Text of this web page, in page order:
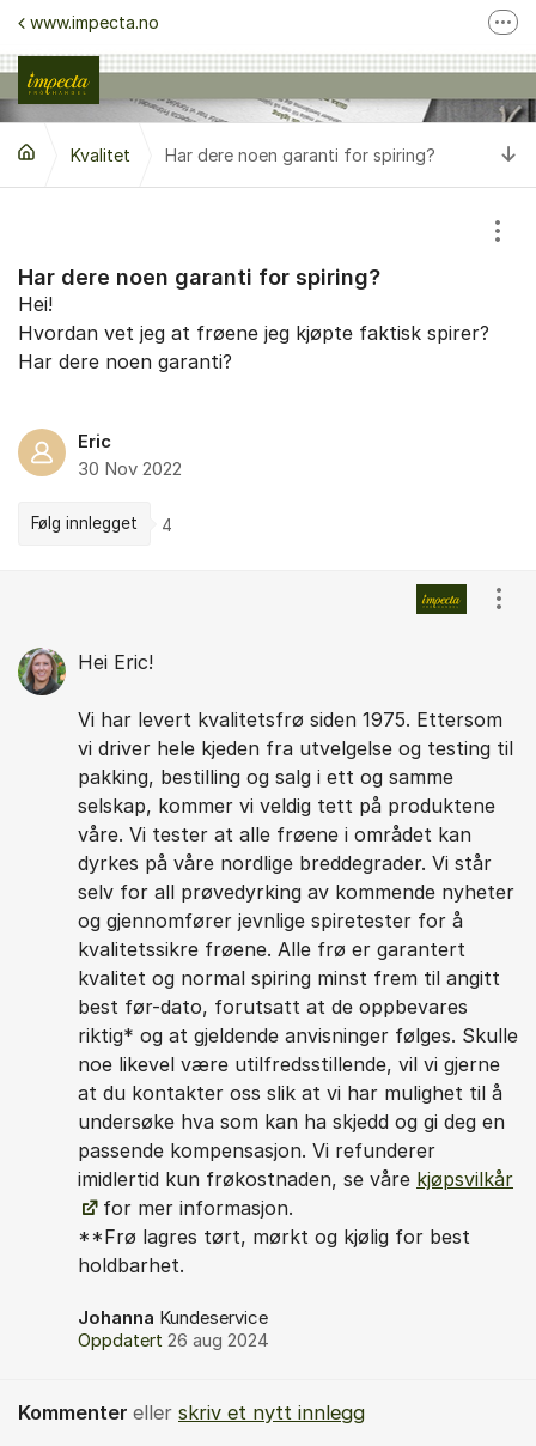
Gå til innhold
www.impecta.no
Ta kontakt med kundeservice
Følg oss på Facebook
Følg oss på Instagram
Kvalitet Har dere noen garanti for spiring?
Har dere noen garanti for spiring?
Vis/
Hei!
Hvordan vet jeg at frøene jeg kjøpte faktisk spirer?
Har dere noen garanti?
Eric
30 Nov 2022
Følg innlegget 4
Hei Eric!
Vi har levert kvalitetsfrø siden 1975. Ettersom
vi driver hele kjeden fra utvelgelse og testing til
pakking, bestilling og salg i ett og samme
selskap, kommer vi veldig tett på produktene
våre. Vi tester at alle frøene i området kan
dyrkes på våre nordlige breddegrader. Vi står
selv for all prøvedyrking av kommende nyheter
og gjennomfører jevnlige spiretester for å
kvalitetssikre frøene. Alle frø er garantert
kvalitet og normal spiring minst frem til angitt
best før-dato, forutsatt at de oppbevares
riktig* og at gjeldende anvisninger følges. Skulle
noe likevel være utilfredsstillende, vil vi gjerne
at du kontakter oss slik at vi har mulighet til å
undersøke hva som kan ha skjedd og gi deg en
passende kompensasjon. Vi refunderer
imidlertid kun frøkostnaden, se våre kjøpsvilkår
for mer informasjon.
**Frø lagres tørt, mørkt og kjølig for best
holdbarhet.
Johanna Kundeservice
Oppdatert 26 aug 2024
Vis/
Kommenter eller skriv et nytt innlegg